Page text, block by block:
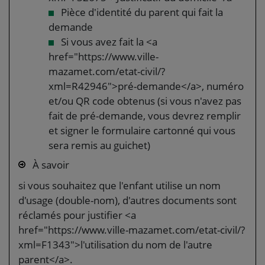
Pièce d'identité du parent qui fait la
demande
Si vous avez fait la <a
href="https://www.ville-
mazamet.com/etat-civil/?
xml=R42946">pré-demande</a>, numéro
et/ou QR code obtenus (si vous n'avez pas
fait de pré-demande, vous devrez remplir
et signer le formulaire cartonné qui vous
sera remis au guichet)
À savoir
si vous souhaitez que l'enfant utilise un nom
d'usage (double-nom), d'autres documents sont
réclamés pour justifier <a
href="https://www.ville-mazamet.com/etat-civil/?
xml=F1343">l'utilisation du nom de l'autre
parent</a>.